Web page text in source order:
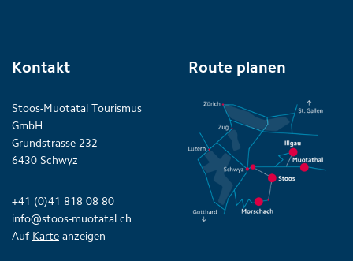
Kontakt
Stoos-Muotatal Tourismus
GmbH
Grundstrasse 232
6430 Schwyz
+41 (0)41 818 08 80
info@stoos-muotatal.ch
Auf Karte anzeigen
Route planen